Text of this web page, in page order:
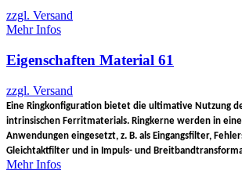
zzgl. Versand
Mehr Infos
Eigenschaften Material 61
zzgl. Versand
Eine Ringkonfiguration bietet die ultimative Nutzung
intrinsischen Ferritmaterials. Ringkerne werden in
Anwendungen eingesetzt, z. B. als Eingangsfilter,
Gleichtaktfilter und in Impuls- und
Mehr Infos